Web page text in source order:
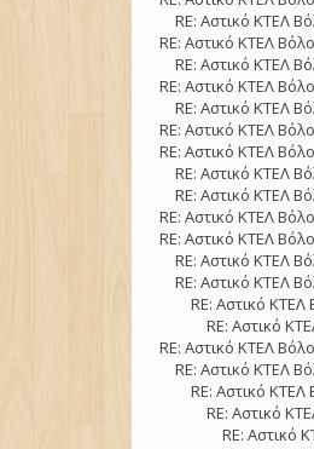
RE: Αστικό ΚΤΕΛ
RE: Αστικό ΚΤΕΛ
RE: Αστικό ΚΤΕΛ
RE: Αστικό ΚΤΕΛ
RE: Αστικό ΚΤΕΛ
RE: Αστικό ΚΤΕΛ
RE: Αστικό ΚΤΕΛ
RE: Αστικό ΚΤΕΛ
RE: Αστικό ΚΤΕΛ
RE: Αστικό ΚΤΕΛ
RE: Αστικό ΚΤΕΛ
RE: Αστικό ΚΤΕΛ
RE: Αστικό ΚΤΕΛ
RE: Αστικό ΚΤΕΛ
RE: Αστικό
RE: Αστικό ΚΤΕΛ
RE: Αστικό ΚΤΕΛ
RE: Αστικό ΚΤΕΛ
RE: Αστικό
RE: Αστικό